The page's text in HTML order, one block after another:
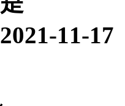
2021-11-17